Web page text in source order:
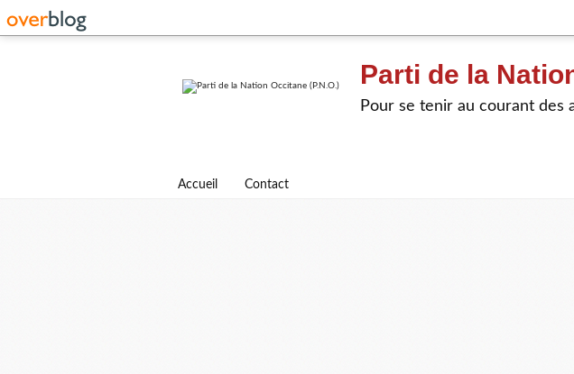
Parti de la
Pour se tenir au courant des
Accueil Contact